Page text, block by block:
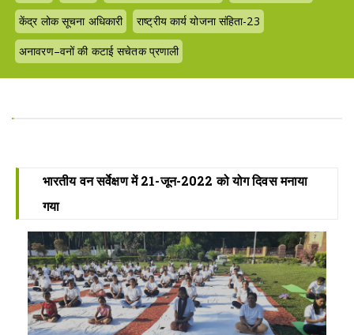
केंद्र लोक सूचना अधिकारी
राष्ट्रीय कार्य योजना संहिता-23
अनावरण–वनों की कटाई सचेतक प्रणाली
भारतीय वन सर्वेक्षण में 21-जून-2022 को योग दिवस मनाया
गया